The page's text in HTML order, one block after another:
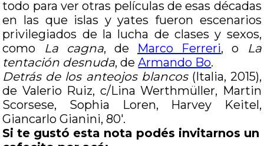
todo para ver otras películas de esas décadas
en las que islas y yates fueron escenarios
privilegiados de la lucha de clases y sexos,
como La cagna, de Marco Ferreri, o
La
tentación desnuda, deArmando Bo.
Detrás de los anteojos blancos(Italia, 2015),
de Valerio Ruiz, c/Lina Werthmüller, Martin
Scorsese, Sophia Loren, Harvey Keitel,
Giancarlo Gianini, 80′.
Si te gustó esta nota podés invitarnos un